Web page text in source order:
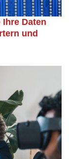
Daten
und